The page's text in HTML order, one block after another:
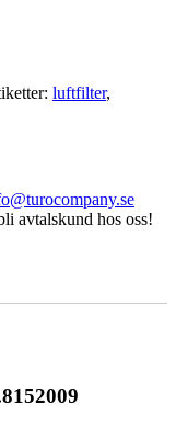
luftfilter,
avtalskund hos oss!